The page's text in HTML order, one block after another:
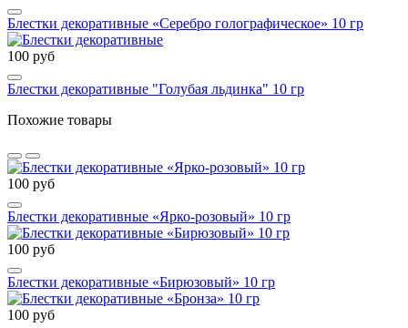
Блестки декоративные «Серебро голографическое» 10 гр
100 руб
Блестки декоративные "Голубая льдинка" 10 гр
Похожие товары
100 руб
Блестки декоративные «Ярко-розовый» 10 гр
100 руб
Блестки декоративные «Бирюзовый» 10 гр
100 руб